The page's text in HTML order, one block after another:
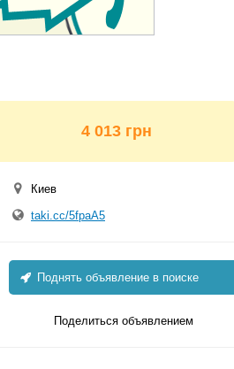
4 013 грн
Киев
taki.cc/5fpaA5
Поднять объявление в поиске
Поделиться объявлением